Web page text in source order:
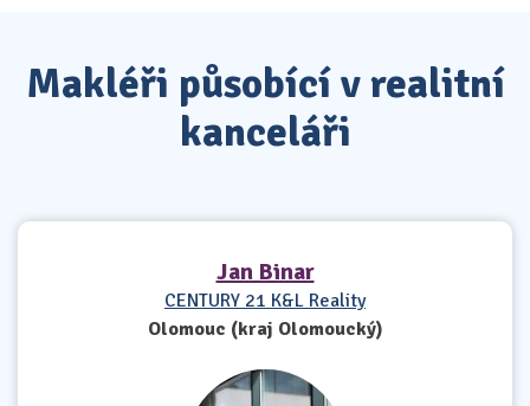
Makléři působící v realitní
kanceláři
Jan Binar
CENTURY 21 K&L Reality
Olomouc (kraj Olomoucký)